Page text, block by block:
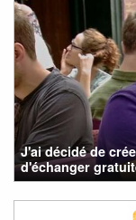
J'ai décidé de
d'échanger